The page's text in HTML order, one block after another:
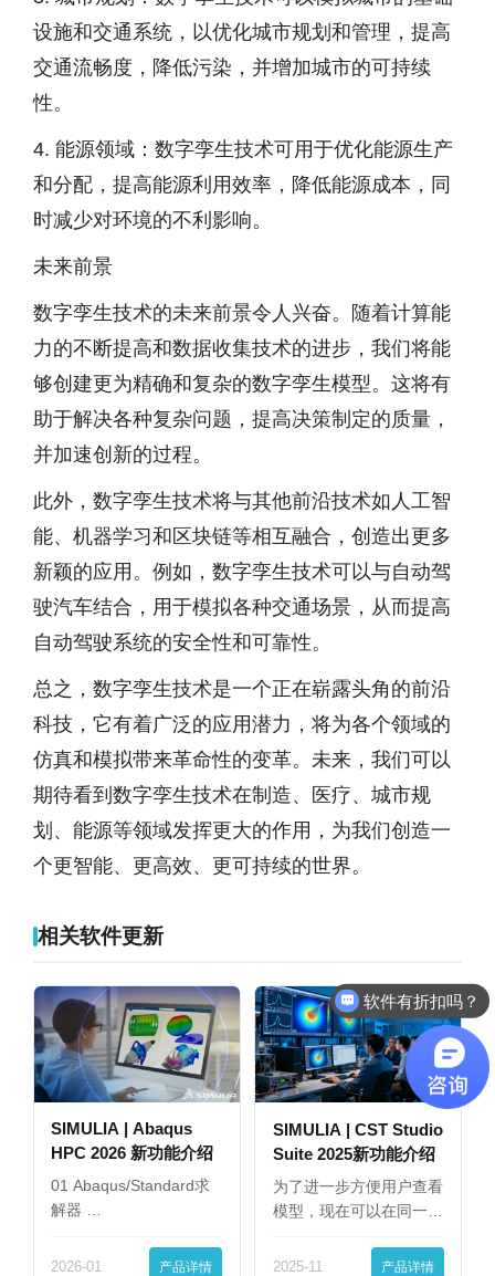
设施和交通系统，以优化城市规划和管理，提高
交通流畅度，降低污染，并增加城市的可持续
性。
4. 能源领域：数字孪生技术可用于优化能源生产
和分配，提高能源利用效率，降低能源成本，同
时减少对环境的不利影响。
未来前景
数字孪生技术的未来前景令人兴奋。随着计算能
力的不断提高和数据收集技术的进步，我们将能
够创建更为精确和复杂的数字孪生模型。这将有
助于解决各种复杂问题，提高决策制定的质量，
并加速创新的过程。
此外，数字孪生技术将与其他前沿技术如人工智
能、机器学习和区块链等相互融合，创造出更多
新颖的应用。例如，数字孪生技术可以与自动驾
驶汽车结合，用于模拟各种交通场景，从而提高
自动驾驶系统的安全性和可靠性。
总之，数字孪生技术是一个正在崭露头角的前沿
科技，它有着广泛的应用潜力，将为各个领域的
仿真和模拟带来革命性的变革。未来，我们可以
期待看到数字孪生技术在制造、医疗、城市规
划、能源等领域发挥更大的作用，为我们创造一
个更智能、更高效、更可持续的世界。
相关软件更新
SIMULIA | Abaqus
HPC 2026 新功能介绍
01 Abaqus/Standard求
解器 …
2026-01 产品详情
SIMULIA | CST Studio
Suite 2025新功能介绍
为了进一步方便用户查看
模型，现在可以在同一
2025-11 产品详情
软件有折扣吗？